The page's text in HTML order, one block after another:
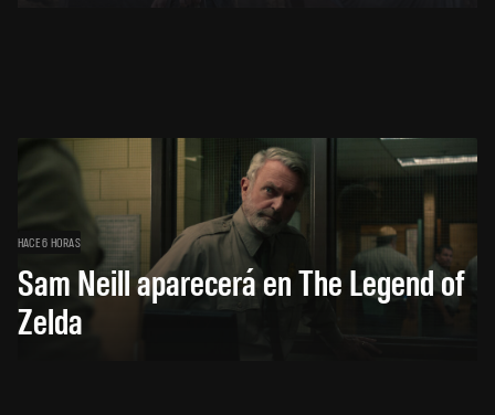
HACE 6 HORAS
Sam Neill aparecerá en The Legend of
Zelda